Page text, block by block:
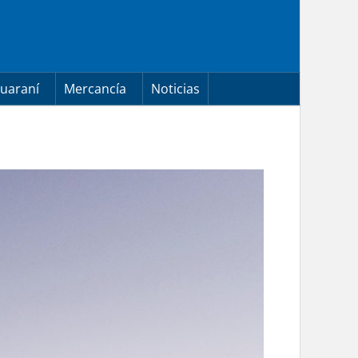
Mercancía Noticias